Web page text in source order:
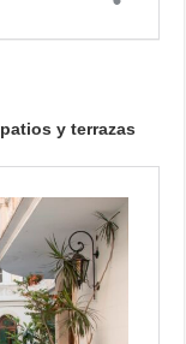
patios y terrazas